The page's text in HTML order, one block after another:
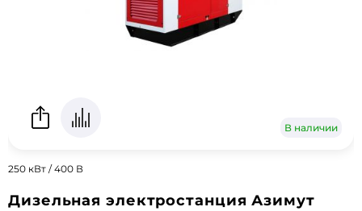
В наличии
250 кВт / 400 В
Дизельная электростанция Азимут